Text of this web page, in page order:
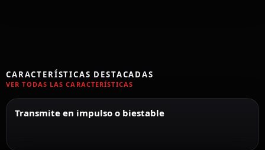
CARACTERÍSTICAS DESTACADAS
VER TODAS LAS CARACTERÍSTICAS
Transmite en impulso o biestable